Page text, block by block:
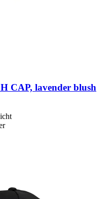
CAP, lavender blush